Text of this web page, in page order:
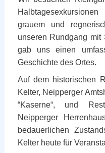
grauem und
unseren Rundgang mit
gab uns einen
Geschichte des Ortes.
Auf dem historischen
Kelter, Neipperger
“Kaserne“, und
Neipperger
bedauerlichen
Kelter heute für